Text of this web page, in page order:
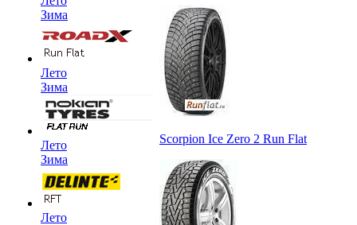
Зима
Лето
Зима
Лето
Зима
Лето
Scorpion Ice Zero 2 Run Flat